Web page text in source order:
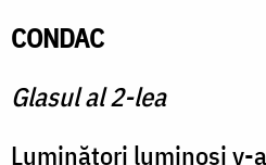
CONDAC
Glasul al 2-lea
Luminători luminoşi v-